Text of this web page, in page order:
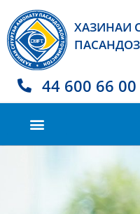
ХАЗИНАИ
44 600 66 00